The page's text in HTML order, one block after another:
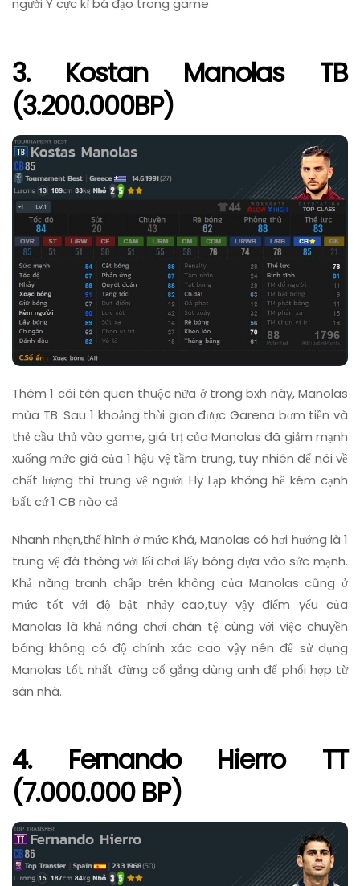
người Ý cực kì bá đạo trong game
3. Kostan Manolas TB
(3.200.000BP)
Thêm 1 cái tên quen thuộc nữa ở trong bxh này, Manolas
mùa TB. Sau 1 khoảng thời gian được Garena bơm tiền và
thẻ cầu thủ vào game, giá trị của Manolas đã giảm mạnh
xuống mức giá của 1 hậu vệ tầm trung, tuy nhiên để nói về
chất lượng thì trung vệ người Hy Lạp không hề kém cạnh
bất cứ 1 CB nào cả
Nhanh nhẹn,thể hình ở mức Khá, Manolas có hơi hướng là 1
trung vệ đá thòng với lối chơi lấy bóng dựa vào sức mạnh.
Khả năng tranh chấp trên không của Manolas cũng ở
mức tốt với độ bật nhảy cao,tuy vậy điểm yếu của
Manolas là khả năng chơi chân tệ cùng với việc chuyền
bóng không có độ chính xác cao vậy nên để sử dụng
Manolas tốt nhất đừng cố gắng dùng anh để phối hợp từ
sân nhà.
4. Fernando Hierro TT
(7.000.000 BP)